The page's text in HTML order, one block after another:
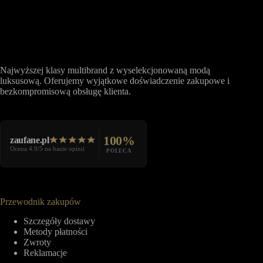
Najwyższej klasy multibrand z wyselekcjonowaną modą
luksusową. Oferujemy wyjątkowe doświadczenie zakupowe i
bezkompromisową obsługę klienta.
zaufane.pl
Ocena 4.9/5 na bazie opinii
100%
POLECA
Przewodnik zakupów
Szczegóły dostawy
Metody płatności
Zwroty
Reklamacje